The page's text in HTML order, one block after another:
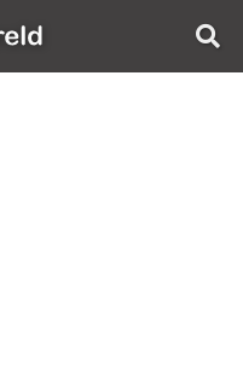
AppWereld